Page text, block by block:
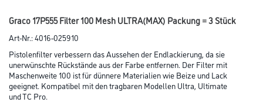
Graco 17P555 Filter 100 Mesh ULTRA(MAX) Packung = 3 Stück
Art-Nr.:4016-025910
Pistolenfilter verbessern das Aussehen der Endlackierung, da sie
unerwünschte Rückstände aus der Farbe entfernen. Der Filter mit
Maschenweite 100 ist für dünnere Materialien wie Beize und Lack
geeignet. Kompatibel mit den tragbaren Modellen Ultra, Ultimate
und TC Pro.